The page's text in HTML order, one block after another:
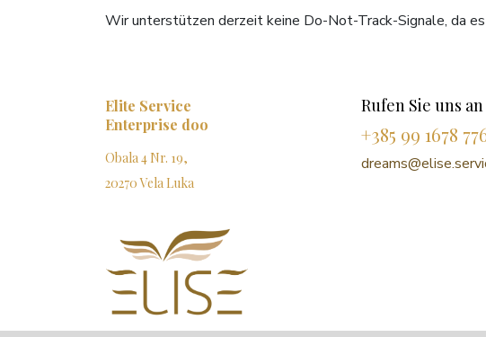
Wir unterstützen derzeit keine Do-Not-Track-Signale, da
Elite Service
Enterprise doo
Obala 4 Nr. 19,
20270 Vela Luka
Rufen Sie uns an
+385 99 1678